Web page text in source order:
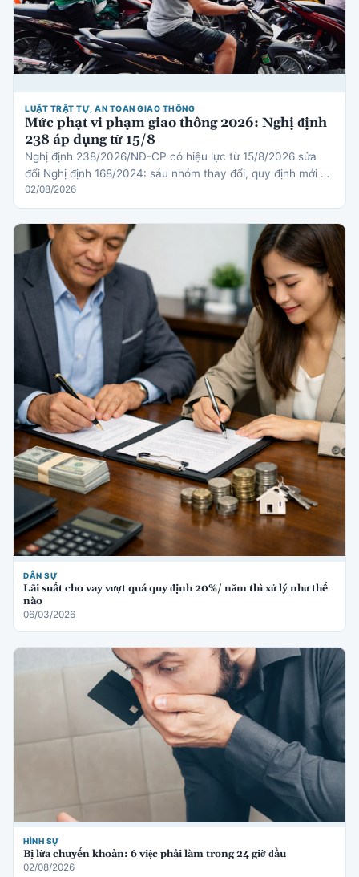
LUẬT TRẬT TỰ, AN TOAN GIAO THÔNG
Mức phạt vi phạm giao thông 2026: Nghị định
238 áp dụng từ 15/8
Nghị định 238/2026/NĐ-CP có hiệu lực từ 15/8/2026 sửa
đổi Nghị định 168/2024: sáu nhóm thay đổi, quy định mới về
thiết bị an toàn cho trẻ em, cơ chế trừ điểm gi…
02/08/2026
DÂN SỰ
Lãi suất cho vay vượt quá quy định 20%/ năm thì xử lý như thế
nào
06/03/2026
HÌNH SỰ
Bị lừa chuyển khoản: 6 việc phải làm trong 24 giờ đầu
02/08/2026